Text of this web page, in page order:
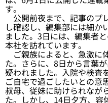
す。
公開前夜まで、記事のプ
し確認し、編集部には細か
ました。3日には、編集者
本社を訪れています。
ご親族によると、急激に
た。さらに、8日から言葉
疑われました。入院や検査
ご自宅で過ごしたいとの意
叔母、従妹に助けられなが
た。しかし、14日夕方、